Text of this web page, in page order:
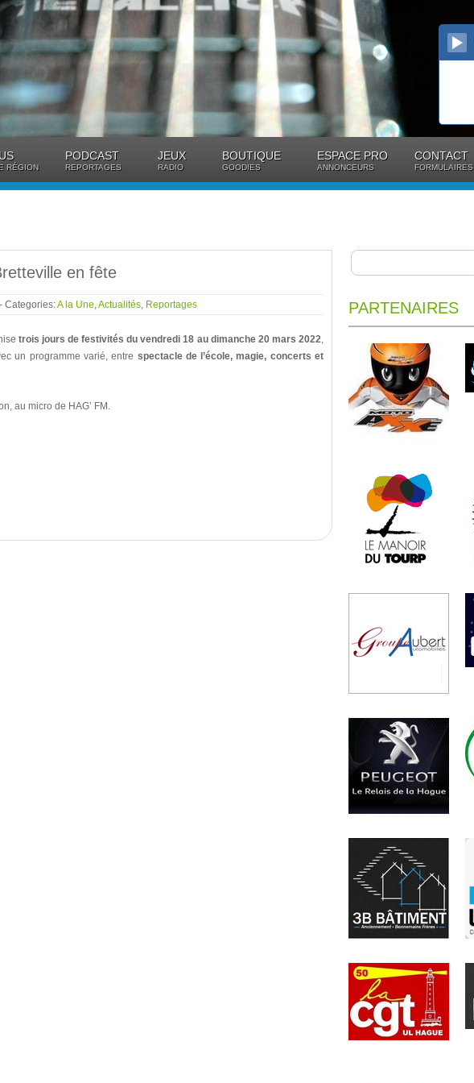
RÉGION
PODCAST
REPORTAGES
JEUX
RADIO
BOUTIQUE
GOODIES
ESPACE PRO
ANNONCEURS
CONTACT
FORMULAIRES
en fête
- Categories:A la Une,Actualités, Reportages
trois jours de festivités du vendredi 18 au dimanche 20 mars 2022,
un programme varié, entre spectacle de l’école, magie, concerts et
au micro de HAG’ FM.
PARTENAIRES